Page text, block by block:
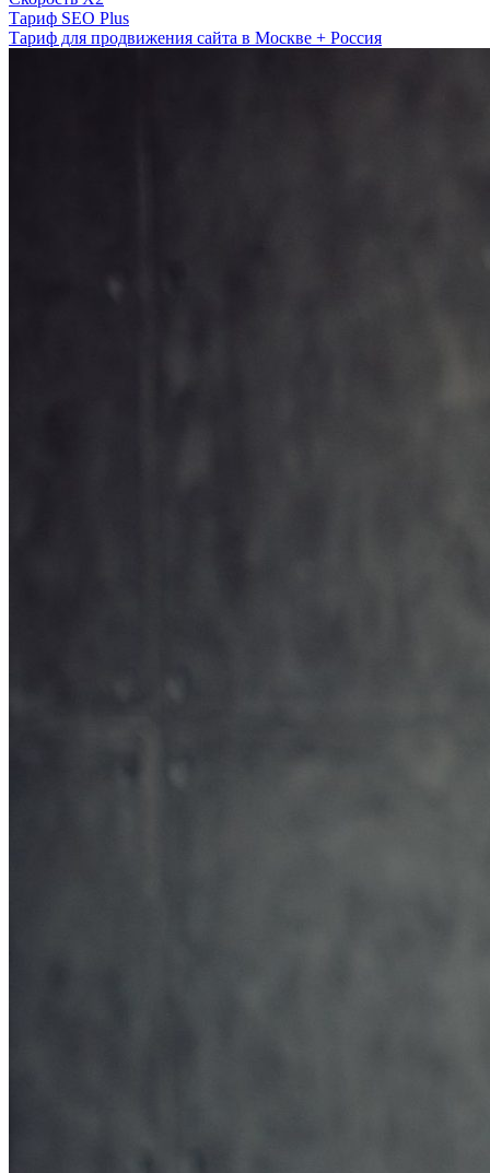
Тариф SEO Plus
Тариф для продвижения сайта в Москве + Россия